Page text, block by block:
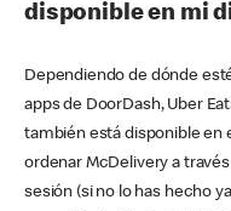
disponible en mi
Dependiendo de dónde
apps de DoorDash, Uber
también está disponible en
ordenar McDelivery a
sesión (si no lo has hecho